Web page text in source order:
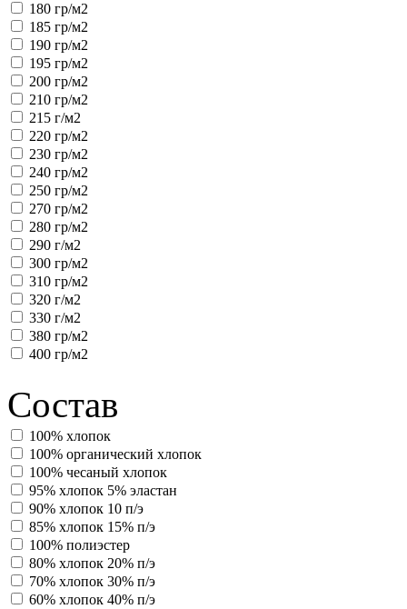
180 гр/м2
185 гр/м2
190 гр/м2
195 гр/м2
200 гр/м2
210 гр/м2
215 г/м2
220 гр/м2
230 гр/м2
240 гр/м2
250 гр/м2
270 гр/м2
280 гр/м2
290 г/м2
300 гр/м2
310 гр/м2
320 г/м2
330 г/м2
380 гр/м2
400 гр/м2
Состав
100% хлопок
100% органический хлопок
100% чесаный хлопок
95% хлопок 5% эластан
90% хлопок 10 п/э
85% хлопок 15% п/э
100% полиэстер
80% хлопок 20% п/э
70% хлопок 30% п/э
60% хлопок 40% п/э